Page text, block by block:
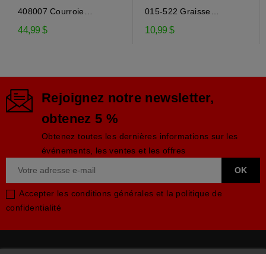
408007 Courroie
d'entraînement de la...
44,99 $
015-522 Graisse
engrenage EP-0 pour...
10,99 $
Rejoignez notre newsletter,
obtenez 5 %
Obtenez toutes les dernières informations sur les
événements, les ventes et les offres
Accepter les conditions générales et la politique de
confidentialité